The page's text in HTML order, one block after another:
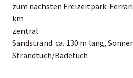
zum nächsten Freizeitpark:
km
zentral
Sandstrand: ca. 130 m lang,
Strandtuch/Badetuch